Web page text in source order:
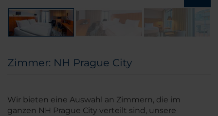
Zimmer: NH Prague City
Wir bieten eine Auswahl an Zimmern, die im
ganzen NH Prague City verteilt sind, unsere